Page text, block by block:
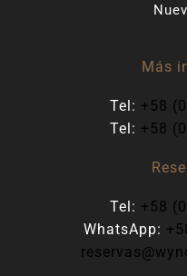
Más
Tel: +58
Tel: +58
Tel: +58
WhatsApp: